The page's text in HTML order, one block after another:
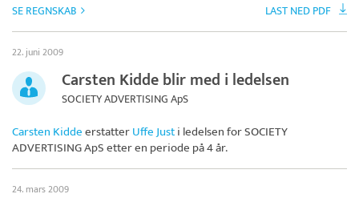
SE REGNSKAB LAST NED PDF
22. juni 2009
Carsten Kidde blir med i ledelsen
SOCIETY ADVERTISING ApS
Carsten KiddeerstatterUffe Justi ledelsen forSOCIETY
ADVERTISING ApSetter en periode på 4 år.
24. mars 2009